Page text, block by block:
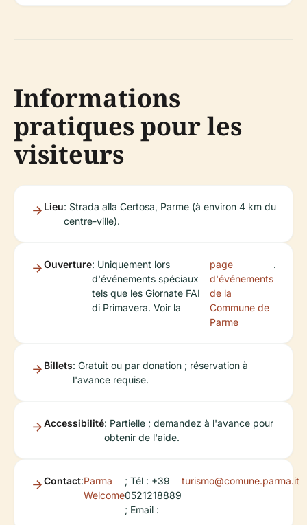
Informations
pratiques pour les
visiteurs
Lieu: Strada alla Certosa, Parme (à environ 4 km du
centre-ville).
Ouverture: Uniquement lors
d'événements spéciaux
tels que les Giornate FAI
di Primavera. Voir la
page
d'événements
de la
Commune de
Parme
.
Billets: Gratuit ou par donation ; réservation à
l'avance requise.
Accessibilité: Partielle ; demandez à l'avance pour
obtenir de l'aide.
Contact:Parma
Welcome
; Tél : +39
0521218889
; Email :
turismo@comune.parma.it